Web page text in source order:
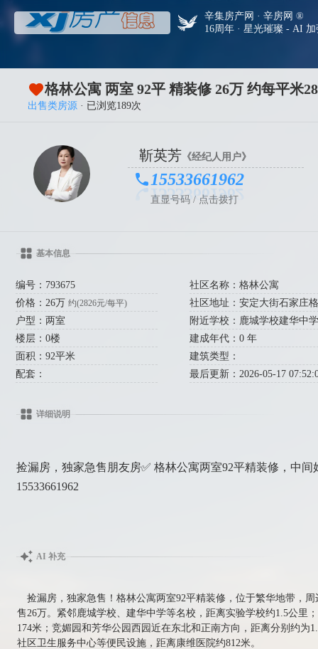
辛集房产网 · 辛房网 ®
16周年 · 星光璀璨 - AI
格林公寓 两室 92平 精装修 26万 约每平米
出售类房源 · 已浏览189次
靳英芳 《经纪人用户》
15533661962
直显号码 / 点击拨打
基本信息
编号：793675
价格：26万约(2826元/每平)
户型：两室
楼层：0楼
面积：92平米
配套：
社区名称：格林公寓
社区地址：安定大街石家庄
附近学校：鹿城学校建华中
建成年代：0 年
建筑类型：
最后更新：2026-05-17
详细说明
捡漏房，独家急售朋友房✅ 格林公寓两室92平精装修，中
15533661962
AI 补充
捡漏房，独家急售！格林公寓两室92平精装修，位于繁华地带，
售26万。紧邻鹿城学校、建华中学等名校，距离实验学校约1.5公里
174米；竞媚园和芳华公园西园近在东北和正南方向，距离分别约为
社区卫生服务中心等便民设施，距离康维医院约812米。